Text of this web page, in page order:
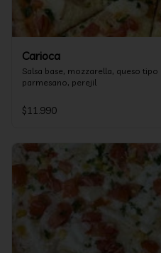
Carioca
Salsa base, mozzarella, queso
parmesano, perejil
$11.990